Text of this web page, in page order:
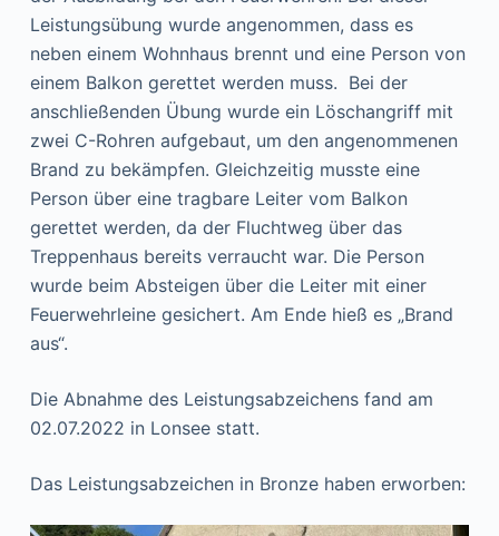
Leistungsübung wurde angenommen, dass es
neben einem Wohnhaus brennt und eine Person von
einem Balkon gerettet werden muss. Bei der
anschließenden Übung wurde ein Löschangriff mit
zwei C-Rohren aufgebaut, um den angenommenen
Brand zu bekämpfen. Gleichzeitig musste eine
Person über eine tragbare Leiter vom Balkon
gerettet werden, da der Fluchtweg über das
Treppenhaus bereits verraucht war. Die Person
wurde beim Absteigen über die Leiter mit einer
Feuerwehrleine gesichert. Am Ende hieß es „Brand
aus“.
Die Abnahme des Leistungsabzeichens fand am
02.07.2022 in Lonsee statt.
Das Leistungsabzeichen in Bronze haben erworben: